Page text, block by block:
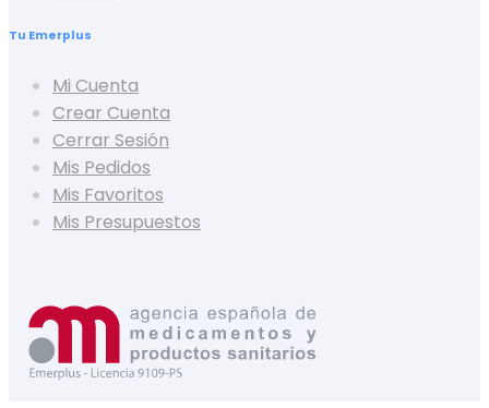
Tu Emerplus
Mi Cuenta
Crear Cuenta
Cerrar Sesión
Mis Pedidos
Mis Favoritos
Mis Presupuestos